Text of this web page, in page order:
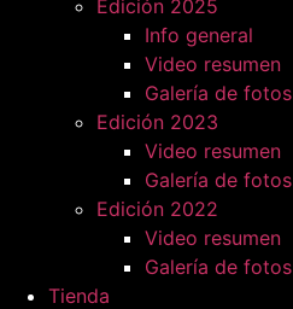
Edición 2025
Info general
Video resumen
Galería de fotos
Edición 2023
Video resumen
Galería de fotos
Edición 2022
Video resumen
Galería de fotos
Tienda